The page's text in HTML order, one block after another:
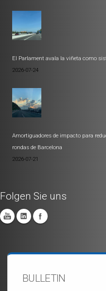
El Parlament avala la viñeta como
2026-07-24
Amortiguadores de impacto para
rondas de Barcelona
2026-07-21
Folgen Sie uns
BULLETIN